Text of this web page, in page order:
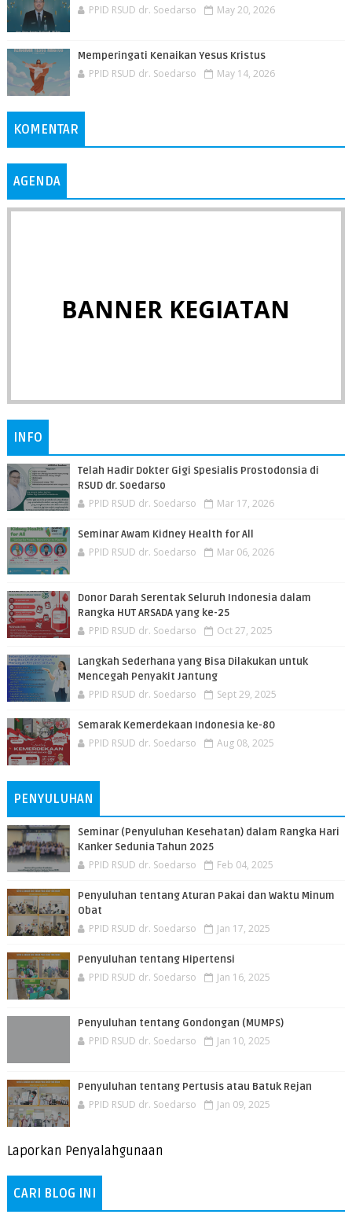
PPID RSUD dr. Soedarso May 20, 2026
Memperingati Kenaikan Yesus Kristus
PPID RSUD dr. Soedarso May 14, 2026
KOMENTAR
AGENDA
BANNER KEGIATAN
INFO
Telah Hadir Dokter Gigi Spesialis Prostodonsia di
RSUD dr. Soedarso
PPID RSUD dr. Soedarso Mar 17, 2026
Seminar Awam Kidney Health for All
PPID RSUD dr. Soedarso Mar 06, 2026
Donor Darah Serentak Seluruh Indonesia dalam
Rangka HUT ARSADA yang ke-25
PPID RSUD dr. Soedarso Oct 27, 2025
Langkah Sederhana yang Bisa Dilakukan untuk
Mencegah Penyakit Jantung
PPID RSUD dr. Soedarso Sept 29, 2025
Semarak Kemerdekaan Indonesia ke-80
PPID RSUD dr. Soedarso Aug 08, 2025
PENYULUHAN
Seminar (Penyuluhan Kesehatan) dalam Rangka Hari
Kanker Sedunia Tahun 2025
PPID RSUD dr. Soedarso Feb 04, 2025
Penyuluhan tentang Aturan Pakai dan Waktu Minum
Obat
PPID RSUD dr. Soedarso Jan 17, 2025
Penyuluhan tentang Hipertensi
PPID RSUD dr. Soedarso Jan 16, 2025
Penyuluhan tentang Gondongan (MUMPS)
PPID RSUD dr. Soedarso Jan 10, 2025
Penyuluhan tentang Pertusis atau Batuk Rejan
PPID RSUD dr. Soedarso Jan 09, 2025
Laporkan Penyalahgunaan
CARI BLOG INI